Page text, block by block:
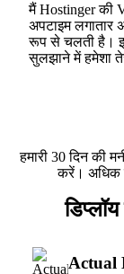
मैं Hostinger की
अपटाइम लगातार
रूप से चलती है।
सुलझाने में हमेशा
हमारी 30 दिन की
करें। अधिक
Actual